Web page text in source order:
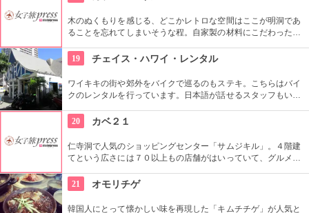
市なので、売り切れが発生するかも。なるべく早い時間に行っ
てみよう。
木のぬくもりを感じる、どこかレトロな空間はここが明洞であ
ることを忘れてしまいそうな程。自家製の材料にこだわったカ
の「おもてなし」に驚くはず。接客の良さや、お味に、ここは
ホテル？とため息がでてしまうかも。
19 チェイス・ハワイ・レンタル
ワイキキの街や郊外をバイクで巡るのもステキ。こちらはバイ
クのレンタルを行っています。日本語が話せるスタッフもいる
のレンタルでも有名ですよ。
20 カベ２１
仁寺洞で人気のショッピングセンター「サムジキル」。４階建
てという広さには７０以上もの店舗がはいっていて、グルメや
では螺細製品や乗り下など、韓国の伝統工芸品を取り扱い、お
気に入りの１つが見つかるはず。
21 オモリチゲ
韓国人にとって懐かしい味を再現した「キムチチゲ」が人気と